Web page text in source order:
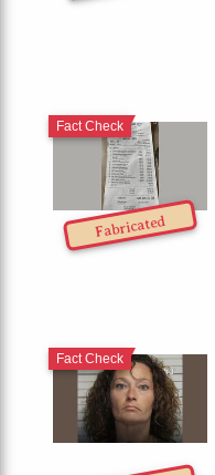
Fabricated
Fact Check
Fact Check